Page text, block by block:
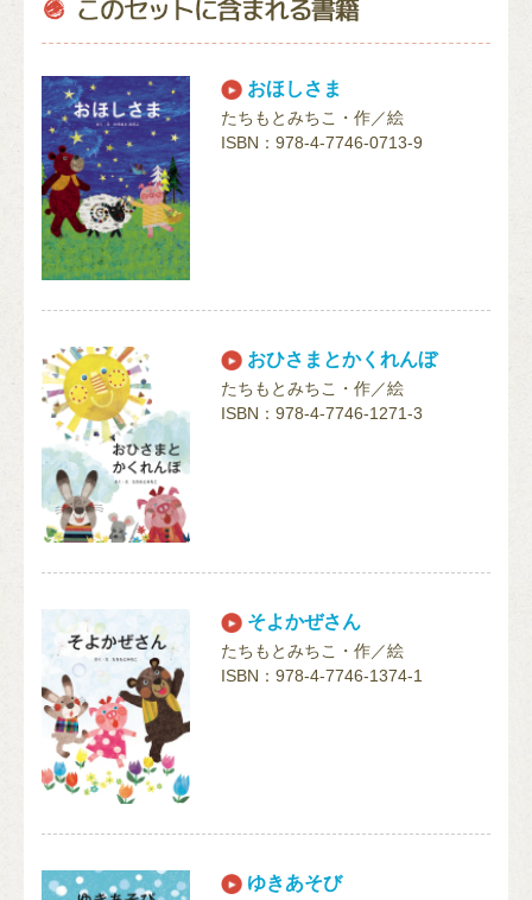
おほしさま
たちもとみちこ・作／絵
ISBN：978-4-7746-0713-9
おひさまとかくれんぼ
たちもとみちこ・作／絵
ISBN：978-4-7746-1271-3
そよかぜさん
たちもとみちこ・作／絵
ISBN：978-4-7746-1374-1
ゆきあそび